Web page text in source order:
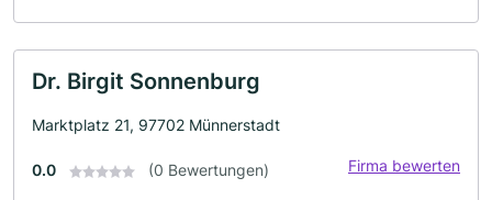
Dr. Birgit Sonnenburg
Marktplatz 21, 97702 Münnerstadt
0.0 (0 Bewertungen) Firma bewerten